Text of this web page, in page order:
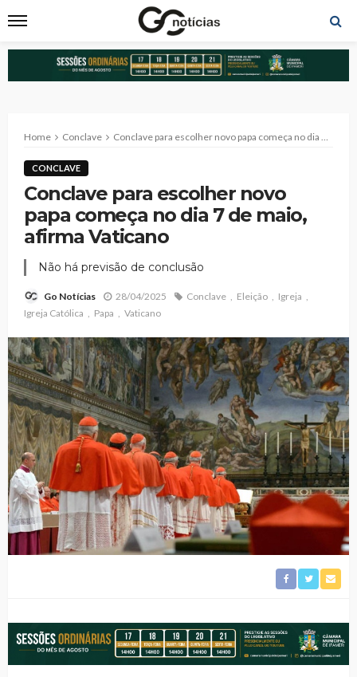
Home Conclave Conclave para escolher novo papa começa no dia 7 de maio, afirma Vaticano
CONCLAVE
Conclave para escolher novo
papa começa no dia 7 de maio,
afirma Vaticano
Não há previsão de conclusão
Go Notícias 28/04/2025 Conclave Eleição
Igreja
Igreja Católica
Papa Vaticano